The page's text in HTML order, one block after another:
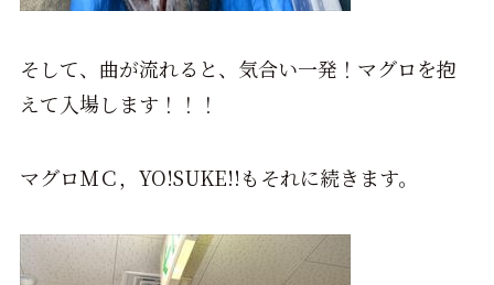
そして、曲が流れると、気合い一発！マグロを抱
えて入場します！！！
マグロＭＣ，YO!SUKE!!もそれに続きます。